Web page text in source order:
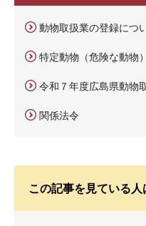
動物取扱業の登録につ
特定動物（危険な動物
令和７年度広島県動物
関係法令
この記事を見ている